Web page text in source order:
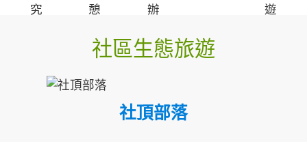
究
憩
辦
遊
社區生態旅遊
社頂部落